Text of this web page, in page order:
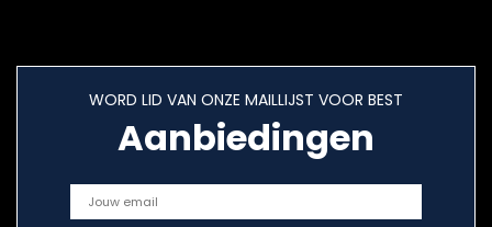
WORD LID VAN ONZE MAILLIJST VOOR BEST
Aanbiedingen